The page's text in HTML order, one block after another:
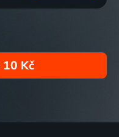
10 Kč